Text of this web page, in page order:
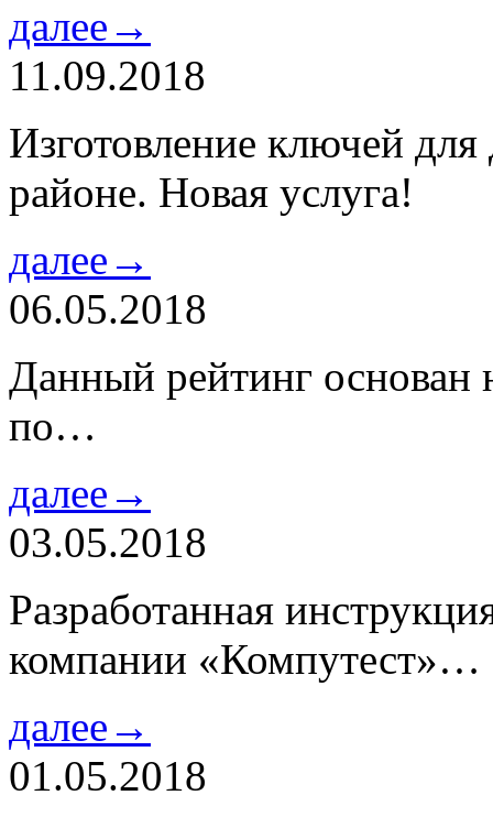
далее→
11.09.2018
Изготовление ключей
районе. Новая услуга!
далее→
06.05.2018
Данный рейтинг основан
по…
далее→
03.05.2018
Разработанная
компании «Компутест»…
далее→
01.05.2018